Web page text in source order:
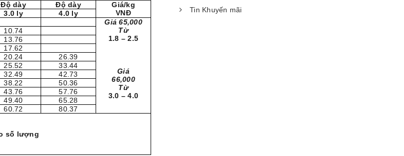
Độ dày Độ dày
Giá/kg
VNĐ
3.0 ly
4.0 ly
Giá 65,000
Từ
1.8 – 2.5
Giá
66,000
Từ
3.0 – 4.0
10.74
13.76
17.62
20.24
26.39
25.52
33.44
32.49
42.73
38.22
50.36
43.76
57.76
49.40
65.28
60.72
80.37
số lượng
Tin Khuyến mãi